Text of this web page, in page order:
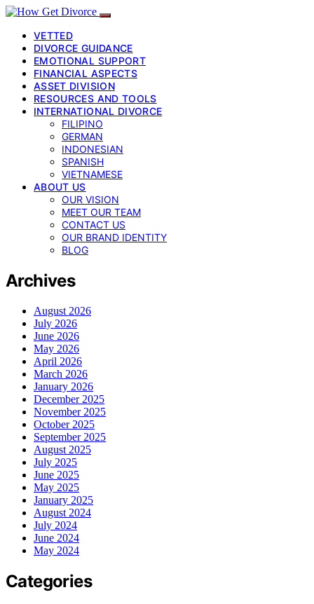
VETTED
DIVORCE GUIDANCE
EMOTIONAL SUPPORT
FINANCIAL ASPECTS
ASSET DIVISION
RESOURCES AND TOOLS
INTERNATIONAL DIVORCE
FILIPINO
GERMAN
INDONESIAN
SPANISH
VIETNAMESE
ABOUT US
OUR VISION
MEET OUR TEAM
CONTACT US
OUR BRAND IDENTITY
BLOG
Archives
August 2026
July 2026
June 2026
May 2026
April 2026
March 2026
January 2026
December 2025
November 2025
October 2025
September 2025
August 2025
July 2025
June 2025
May 2025
January 2025
August 2024
July 2024
June 2024
May 2024
Categories